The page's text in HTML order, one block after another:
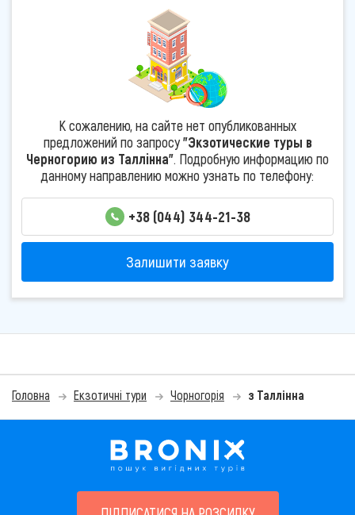
К сожалению, на сайте нет опубликованных
предложений по запросу"Экзотические туры в
Черногорию из Таллінна". Подробную информацию по
данному направлению можно узнать по телефону:
+38 (044) 344-21-38
Залишити заявку
Головна Екзотичні тури Чорногорія з Таллінна